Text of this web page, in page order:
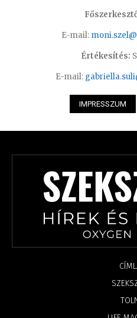
E-mail:
Értékesítés:
E-mail:
IMPRESSZUM